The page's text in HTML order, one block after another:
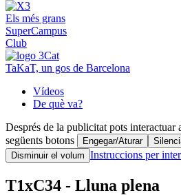
Els més grans
SuperCampus
Club
TaKaT, un gos de Barcelona
Vídeos
De què va?
Després de la publicitat pots interactuar
següents botons
Engegar/Aturar
Disminuir el volum Instruccions per
T1xC34 - Lluna plena